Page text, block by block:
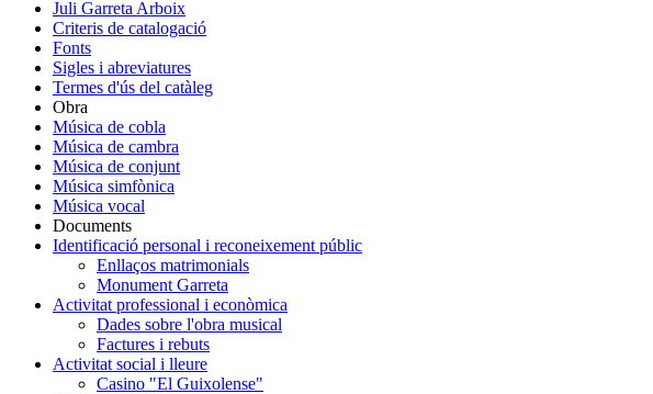
Juli Garreta Arboix
Criteris de catalogació
Fonts
Sigles i abreviatures
Termes d'ús del catàleg
Obra
Música de cobla
Música de cambra
Música de conjunt
Música simfònica
Música vocal
Documents
Identificació personal i reconeixement públic
Enllaços matrimonials
Monument Garreta
Activitat professional i econòmica
Dades sobre l'obra musical
Factures i rebuts
Activitat social i lleure
Casino "El Guixolense"